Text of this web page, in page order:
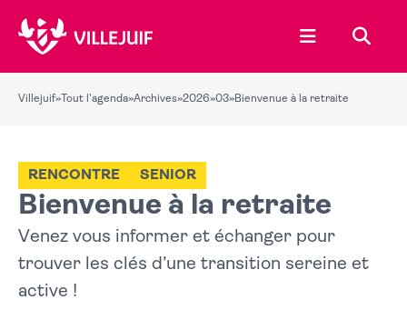
Ouvrir le
Villejuif» Tout l'agenda»Archives»2026»03»Bienvenue à la retraite
Bienvenue à la retraite
RENCONTRE SENIOR
Venez vous informer et échanger pour
trouver les clés d’une transition sereine et
active !